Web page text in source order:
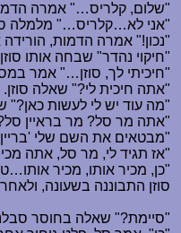
"שלום, קלריס…" אמרה
"אני לא…קלריס…" מלמלה
"נכון!" אמרה הדמות,
"חיקוי נהדר" שבחה אותו
"חיכיתי לך, סוזן…" אמר
"אתה חיכית לי?" שאלה סוזן.
"מה עוד יש לי לעשות כאן?"
"אתה מר סל? מר בראיין
"מבטאים את השם שלי
"אז תגיד לי, מר סל, אתה
"כן, מכיר אותו, מכיר אותו…
סוזן התבוננה בשעונה,
"סיימת?" שאלה בחוסר